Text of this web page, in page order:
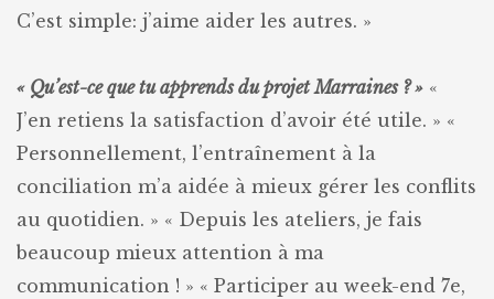
C’est simple: j’aime aider les autres. »
« Qu’est-ce que tu apprends du projet Marraines ? » «
J’en retiens la satisfaction d’avoir été utile. » «
Personnellement, l’entraînement à la
conciliation m’a aidée à mieux gérer les conflits
au quotidien. » « Depuis les ateliers, je fais
beaucoup mieux attention à ma
communication ! » « Participer au week-end 7e,